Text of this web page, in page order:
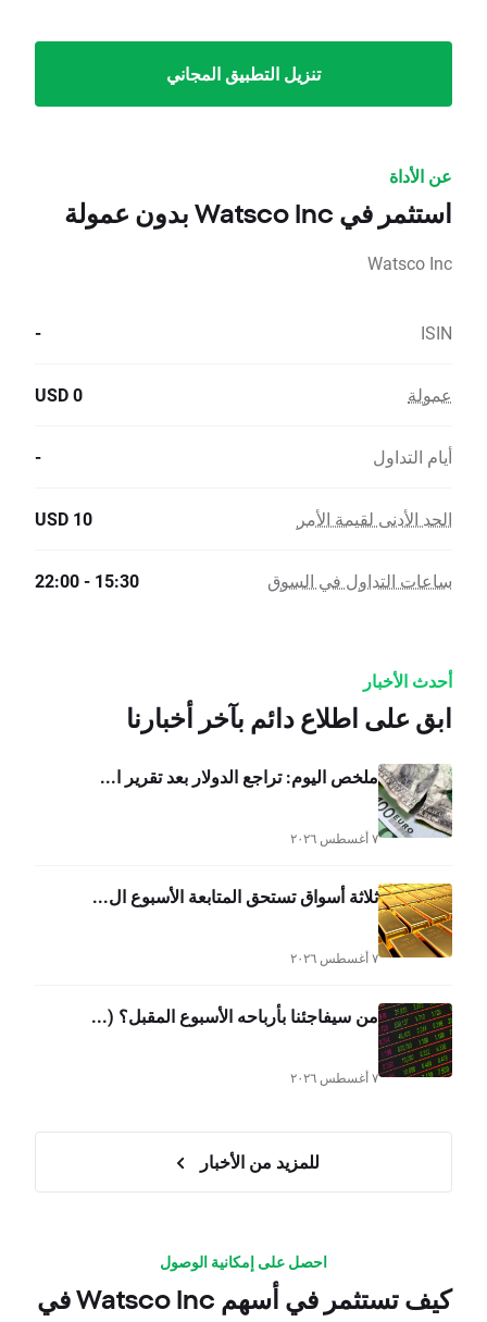
تنزيل التطبيق المجاني
عن الأداة
استثمر في Watsco Inc بدون عمولة
Watsco Inc
ISIN
-
عمولة 0 USD
أيام التداول -
الحد الأدنى لقيمة الأمر 10 USD
ساعات التداول في السوق 15:30 - 22:00
أحدث الأخبار
ابق على اطلاع دائم بآخر أخبارنا
ملخص اليوم: تراجع الدولار بعد تقرير ا...
٧ أغسطس ٢٠٢٦
ثلاثة أسواق تستحق المتابعة الأسبوع ال...
٧ أغسطس ٢٠٢٦
من سيفاجئنا بأرباحه الأسبوع المقبل؟ (...
٧ أغسطس ٢٠٢٦
للمزيد من الأخبار
احصل على إمكانية الوصول
كيف تستثمر في أسهم Watsco Inc في